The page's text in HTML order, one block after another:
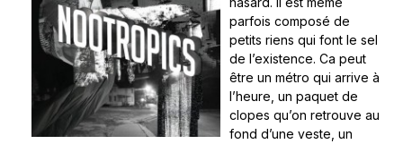
parfois composé de
petits riens qui font le sel
de l’existence. Ca peut
être un métro qui arrive à
l’heure, un paquet de
clopes qu’on retrouve au
fond d’une veste, un